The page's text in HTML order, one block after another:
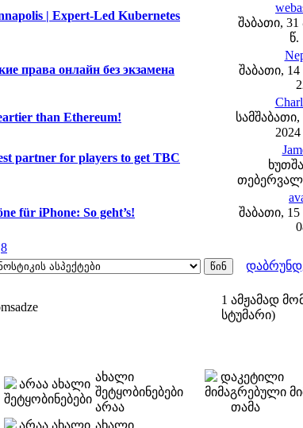
| Expert-Led Kubernetes
შაბათი, 31
წ.
права онлайн без экзамена
შაბათი,
than Ethereum!
partner for players to get TBC
für iPhone: So geht’s!
შაბათი,
8
1 ამჟამად
სტუმარი)
ახალი
შეტყობინებები
არაა
ახალი